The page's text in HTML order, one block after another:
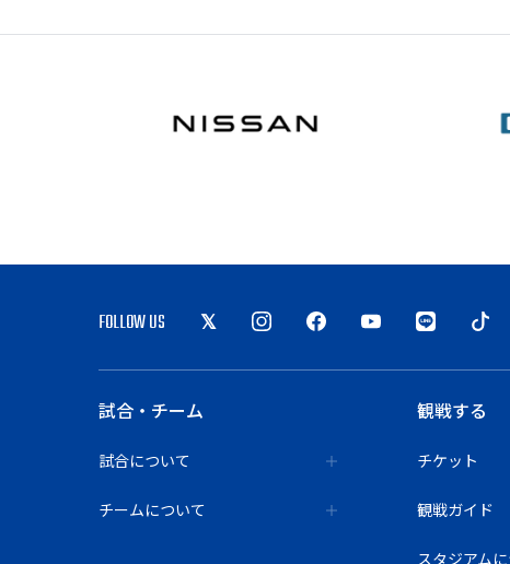
FOLLOW US
試合・チーム
試合について
チームについて
観戦する
チケット
観戦ガイド
スタジアム